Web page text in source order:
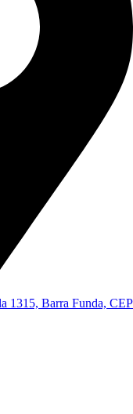
1315, Barra Funda, CEP